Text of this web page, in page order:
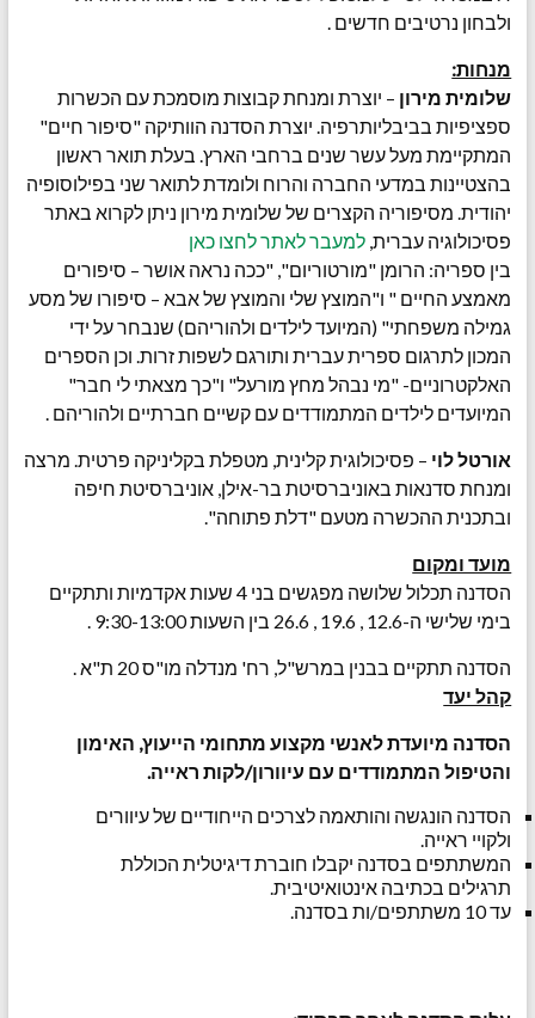
ולבחון נרטיבים חדשים .
מנחות:
שלומית מירון – יוצרת ומנחת קבוצות מוסמכת עם הכשרות
ספציפיות בביבליותרפיה. יוצרת הסדנה הוותיקה "סיפור חיים"
המתקיימת מעל עשר שנים ברחבי הארץ. בעלת תואר ראשון
בהצטיינות במדעי החברה והרוח ולומדת לתואר שני בפילוסופיה
יהודית. מסיפוריה הקצרים של שלומית מירון ניתן לקרוא באתר
פסיכולוגיה עברית, למעבר לאתר לחצו כאן
בין ספריה: הרומן "מורטוריום", "ככה נראה אושר – סיפורים
מאמצע החיים " ו"המוצץ שלי והמוצץ של אבא – סיפורו של מסע
גמילה משפחתי" (המיועד לילדים ולהוריהם) שנבחר על ידי
המכון לתרגום ספרית עברית ותורגם לשפות זרות. וכן הספרים
האלקטרוניים- "מי נבהל מחץ מורעל" ו"כך מצאתי לי חבר"
המיועדים לילדים המתמודדים עם קשיים חברתיים ולהוריהם .
אורטל לוי – פסיכולוגית קלינית, מטפלת בקליניקה פרטית. מרצה
ומנחת סדנאות באוניברסיטת בר-אילן, אוניברסיטת חיפה
ובתכנית ההכשרה מטעם "דלת פתוחה".
מועד ומקום
הסדנה תכלול שלושה מפגשים בני 4 שעות אקדמיות ותתקיים
בימי שלישי ה-12.6 , 19.6 , 26.6 בין השעות 9:30-13:00 .
הסדנה תתקיים בבנין במרש"ל, רח' מנדלה מו"ס 20 ת"א .
קהל יעד
הסדנה מיועדת לאנשי מקצוע מתחומי הייעוץ, האימון
והטיפול המתמודדים עם עיוורון/לקות ראייה.
הסדנה הונגשה והותאמה לצרכים הייחודיים של עיוורים
ולקויי ראייה.
המשתתפים בסדנה יקבלו חוברת דיגיטלית הכוללת
תרגילים בכתיבה אינטואיטיבית.
עד 10 משתתפים/ות בסדנה.